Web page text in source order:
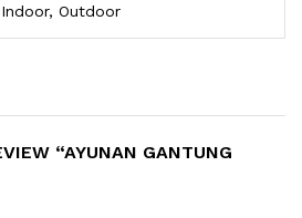
Indoor, Outdoor
“AYUNAN GANTUNG